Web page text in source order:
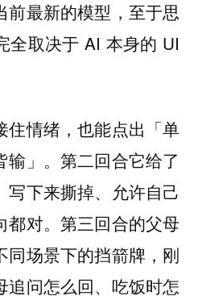
前最新的模型，至于思
全取决于 AI 本身的 UI
住情绪，也能点出「单
输」。第二回合它给了
写下来撕掉、允许自己
都对。第三回合的父母
同场景下的挡箭牌，刚
追问怎么回、吃饭时怎